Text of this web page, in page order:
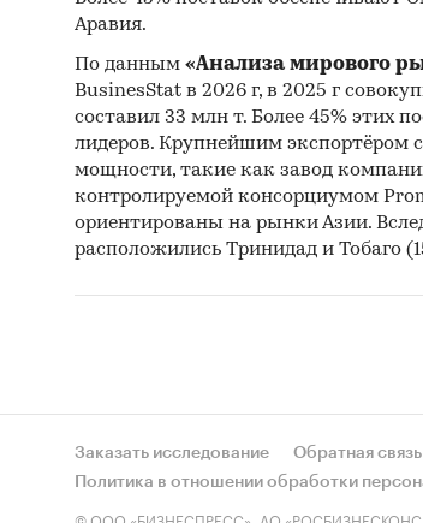
Аравия.
По данным «Анализа мирового
BusinesStat в 2026 г, в 2025 г
составил 33 млн т. Более 45% этих
лидеров. Крупнейшим экспортёром
мощности, такие как завод
контролируемой консорциумом
ориентированы на рынки Азии.
расположились Тринидад и Тобаго
Заказать исследование Обратная связь
Политика в отношении обработки